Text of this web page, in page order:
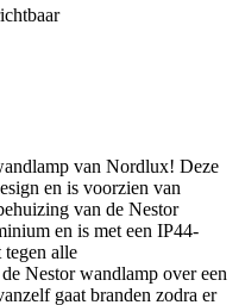
van Nordlux! Deze
en is voorzien van
van de Nestor
en is met een IP44-
tegen alle
Nestor wandlamp over een
gaat branden zodra er